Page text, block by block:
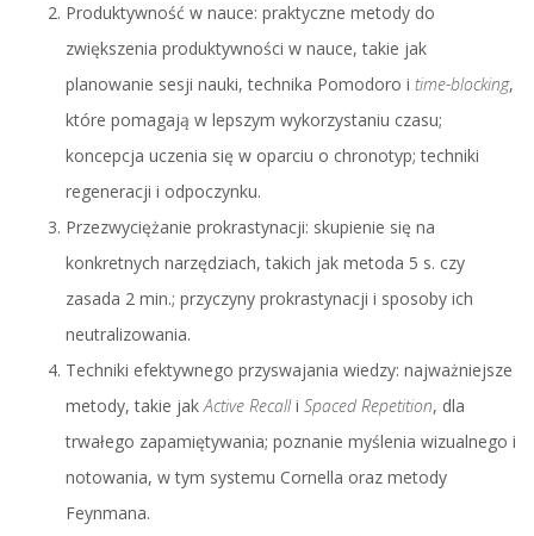
Produktywność w nauce: praktyczne metody do
zwiększenia produktywności w nauce, takie jak
planowanie sesji nauki, technika Pomodoro i time-blocking,
które pomagają w lepszym wykorzystaniu czasu;
koncepcja uczenia się w oparciu o chronotyp; techniki
regeneracji i odpoczynku.
Przezwyciężanie prokrastynacji: skupienie się na
konkretnych narzędziach, takich jak metoda 5 s. czy
zasada 2 min.; przyczyny prokrastynacji i sposoby ich
neutralizowania.
Techniki efektywnego przyswajania wiedzy: najważniejsze
metody, takie jakActive Recalli Spaced Repetition, dla
trwałego zapamiętywania; poznanie myślenia wizualnego i
notowania, w tym systemu Cornella oraz metody
Feynmana.